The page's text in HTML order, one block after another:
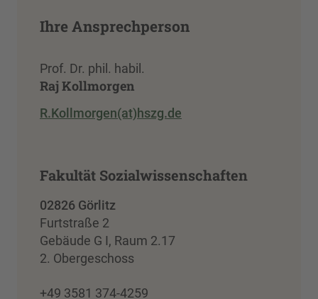
Ihre Ansprechperson
Prof. Dr. phil. habil.
Raj Kollmorgen
R.Kollmorgen(at)hszg.de
Fakultät Sozialwissenschaften
02826 Görlitz
Furtstraße 2
Gebäude G I, Raum 2.17
2. Obergeschoss
+49 3581 374-4259